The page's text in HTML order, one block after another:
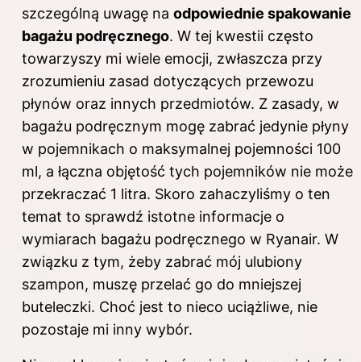
szczególną uwagę na odpowiednie spakowanie
bagażu podręcznego. W tej kwestii często
towarzyszy mi wiele emocji, zwłaszcza przy
zrozumieniu zasad dotyczących przewozu
płynów oraz innych przedmiotów. Z zasady, w
bagażu podręcznym mogę zabrać jedynie płyny
w pojemnikach o maksymalnej pojemności 100
ml, a łączna objętość tych pojemników nie może
przekraczać 1 litra. Skoro zahaczyliśmy o ten
temat to sprawdź istotne informacje o
wymiarach bagażu podręcznego w Ryanair. W
związku z tym, żeby zabrać mój ulubiony
szampon, muszę przelać go do mniejszej
buteleczki. Choć jest to nieco uciążliwe, nie
pozostaje mi inny wybór.